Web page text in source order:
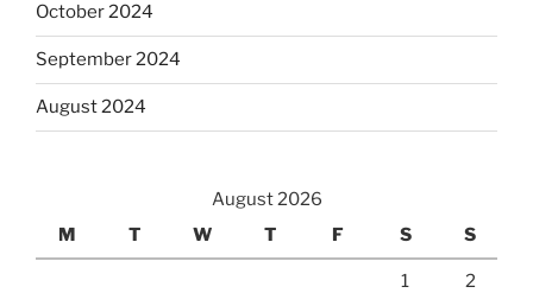
October 2024
September 2024
August 2024
August 2026
M
T W T F S S
1 2